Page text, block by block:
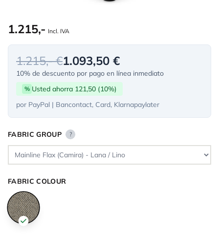
1.215,- Incl. IVA
1.215,- €1.093,50 €
10% de descuento por pago en línea inmediato
% Usted ahorra 121,50 (10%)
por PayPal | Bancontact, Card, Klarnapaylater
FABRIC GROUP ?
FABRIC COLOUR